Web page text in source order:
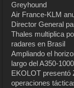
Greyhound
Air France-KLM
Director General
Thales multiplica
radares en Brasil
Ampliando el
largo del A350-
EKOLOT presentó
operaciones